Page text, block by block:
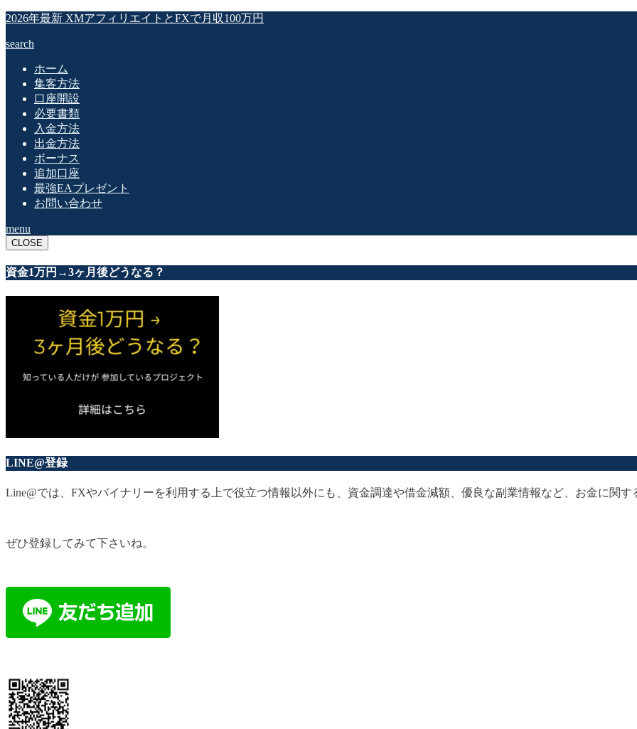
2026年最新 XMアフィリエイトとFXで月収100万円
search
ホーム
集客方法
口座開設
必要書類
入金方法
出金方法
ボーナス
追加口座
最強EAプレゼント
お問い合わせ
menu
CLOSE
資金1万円→3ヶ月後どうなる？
LINE@登録
Line@では、FXやバイナリーを利用する上で役立つ情報以外にも、資金調達や借金減額、優良な副業情報など、お金に関
ぜひ登録してみて下さいね。